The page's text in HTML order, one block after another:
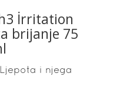
İrritation
brijanje 75
Ljepota i njega